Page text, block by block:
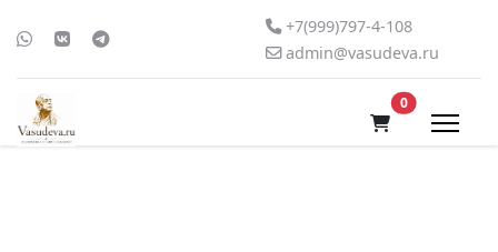
+7(999)797-4-108
admin@vasudeva.ru
0В корзину